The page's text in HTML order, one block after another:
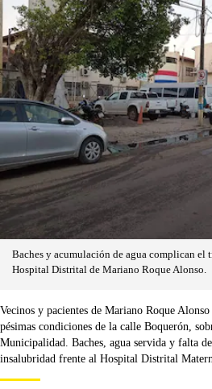
Baches y acumulación de agua complican el
Hospital Distrital de Mariano Roque Alonso.
Vecinos y pacientes de Mariano Roque Alonso
pésimas condiciones de la calle Boquerón,
Municipalidad. Baches, agua servida y falta
insalubridad frente al Hospital Distrital